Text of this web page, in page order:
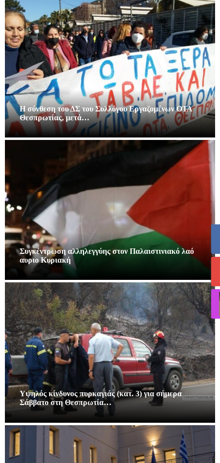
Η σύνθεση του ΔΣ του Συλλόγου Εργαζομένων ΟΤΑ
Θεσπρωτίας, μετά…
Συγκέντρωση αλληλεγγύης στον Παλαιστινιακό λαό
αυριο Κυριακή
Υψηλός κίνδυνος πυρκαγιάς (κατ. 3) για σήμερα
Σάββατο στη Θεσπρωτία…